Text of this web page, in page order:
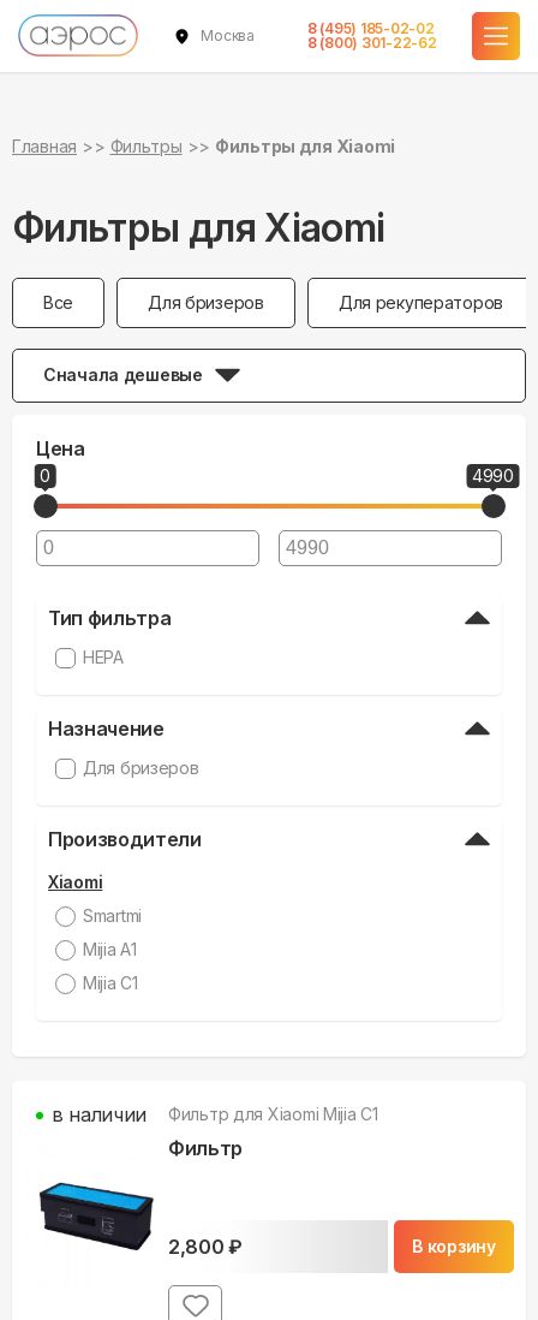
Москва
8 (495) 185-02-02
8 (800) 301-22-62
Главная Фильтры Фильтры для Xiaomi
Фильтры для Xiaomi
Все Для бризеров Для рекуператоров
Сначала дешевые
Цена
0 4990
Тип фильтра
HEPA
Назначение
Для бризеров
Производители
Xiaomi
Smartmi
Mijia A1
Mijia C1
Фильтр для Xiaomi Mijia C1
Фильтр
2,800 ₽ В корзину
в наличии